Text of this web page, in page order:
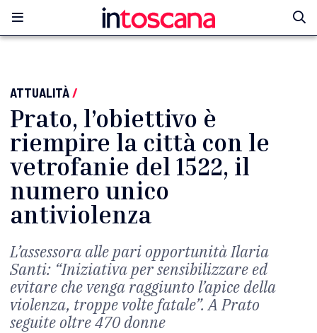
ATTUALITÀ/
Prato, l’obiettivo è
riempire la città con le
vetrofanie del 1522, il
numero unico
antiviolenza
L’assessora alle pari opportunità Ilaria
Santi: “Iniziativa per sensibilizzare ed
evitare che venga raggiunto l’apice della
violenza, troppe volte fatale”. A Prato
seguite oltre 470 donne